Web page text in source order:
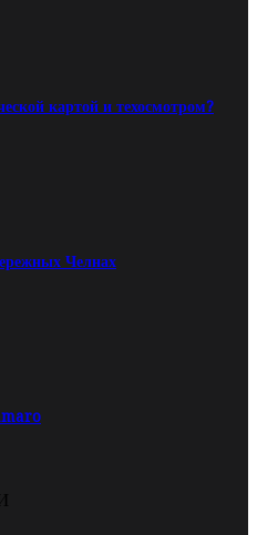
картой и техосмотром?
Челнах